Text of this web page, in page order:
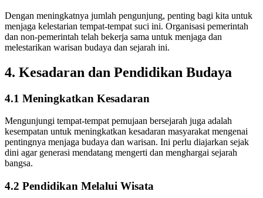
Dengan meningkatnya jumlah pengunjung, penting bagi kita untuk
menjaga kelestarian tempat-tempat suci ini. Organisasi pemerintah
dan non-pemerintah telah bekerja sama untuk menjaga dan
melestarikan warisan budaya dan sejarah ini.
4. Kesadaran dan Pendidikan Budaya
4.1 Meningkatkan Kesadaran
Mengunjungi tempat-tempat pemujaan bersejarah juga adalah
kesempatan untuk meningkatkan kesadaran masyarakat mengenai
pentingnya menjaga budaya dan warisan. Ini perlu diajarkan sejak
dini agar generasi mendatang mengerti dan menghargai sejarah
bangsa.
4.2 Pendidikan Melalui Wisata